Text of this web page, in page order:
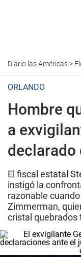
Diario las Américas>
ORLANDO
Hombre
a
declarado
El fiscal estatal
instigó la
razonable
Zimmerman,
cristal quebrados